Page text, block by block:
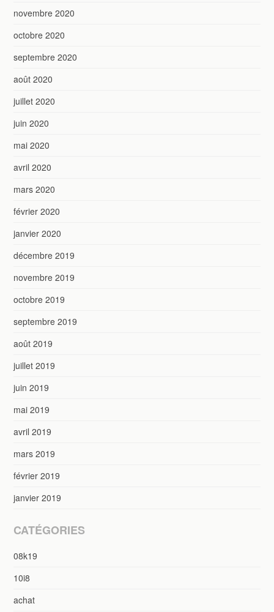
novembre 2020
octobre 2020
septembre 2020
août 2020
juillet 2020
juin 2020
mai 2020
avril 2020
mars 2020
février 2020
janvier 2020
décembre 2019
novembre 2019
octobre 2019
septembre 2019
août 2019
juillet 2019
juin 2019
mai 2019
avril 2019
mars 2019
février 2019
janvier 2019
CATÉGORIES
08k19
10i8
achat